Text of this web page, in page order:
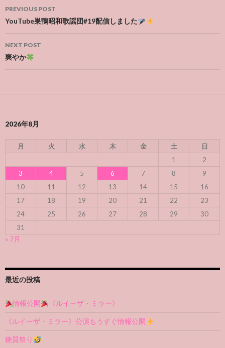
Post
navigation
PREVIOUS POST
YouTube巣鴨昭和歌謡団#19配信しました
NEXT POST
爽やか
2026年8月
月 火 水 木 金 土
日
1
2
3
4 5 6 7 8
9
10
11 12 13 14 15
16
17
18 19 20 21 22
23
24
25 26 27 28 29
30
31
« 7月
最近の投稿
情報公開 《ルイーザ・ミラー》
《ルイーザ・ミラー》公演もうすぐ情報公開
糖質祭り